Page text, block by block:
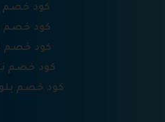
كود
كود خصم
كود خصم
كود خصم
كود خصم